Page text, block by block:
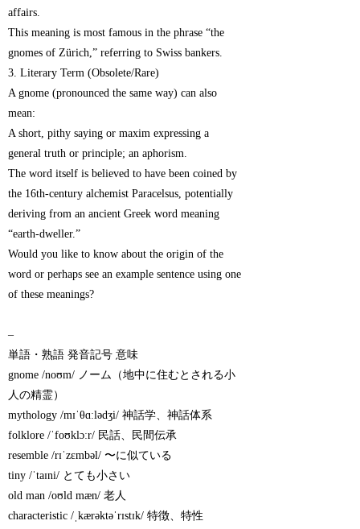
affairs.
This meaning is most famous in the phrase “the
gnomes of Zürich,” referring to Swiss bankers.
3. Literary Term (Obsolete/Rare)
A gnome (pronounced the same way) can also
mean:
A short, pithy saying or maxim expressing a
general truth or principle; an aphorism.
The word itself is believed to have been coined by
the 16th-century alchemist Paracelsus, potentially
deriving from an ancient Greek word meaning
“earth-dweller.”
Would you like to know about the origin of the
word or perhaps see an example sentence using one
of these meanings?
–
単語・熟語 発音記号 意味
gnome /noʊm/ ノーム（地中に住むとされる小
人の精霊）
mythology /mɪˈθɑːlədʒi/ 神話学、神話体系
folklore /ˈfoʊklɔːr/ 民話、民間伝承
resemble /rɪˈzɛmbəl/ 〜に似ている
tiny /ˈtaɪni/ とても小さい
old man /oʊld mæn/ 老人
characteristic /ˌkærəktəˈrɪstɪk/ 特徴、特性